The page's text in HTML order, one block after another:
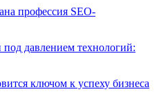
профессия SEO-
давлением технологий:
ключом к успеху бизнеса